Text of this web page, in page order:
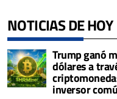
NOTICIAS DE HOY
Trump ganó
dólares a
inversor